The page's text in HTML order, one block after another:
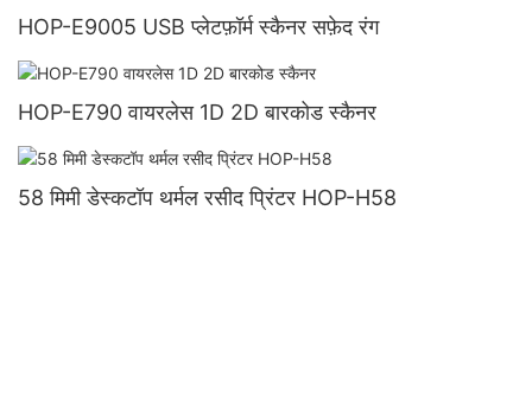
HOP-E9005 USB प्लेटफ़ॉर्म स्कैनर सफ़ेद रंग
HOP-E790 वायरलेस 1D 2D बारकोड स्कैनर
58 मिमी डेस्कटॉप थर्मल रसीद प्रिंटर HOP-H58